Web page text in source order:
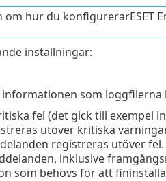
hur du konfigurerarESET
inställningar:
som loggfilerna
fel (det gick till exempel
utöver kritiska
registreras utöver fel.
inklusive
som behövs för att